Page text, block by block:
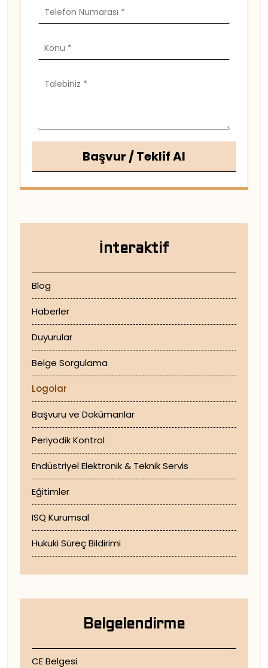
Başvur / Teklif Al
İnteraktif
Blog
Haberler
Duyurular
Belge Sorgulama
Logolar
Başvuru ve Dokümanlar
Periyodik Kontrol
Endüstriyel Elektronik & Teknik Servis
Eğitimler
ISQ Kurumsal
Hukuki Süreç Bildirimi
Belgelendirme
CE Belgesi